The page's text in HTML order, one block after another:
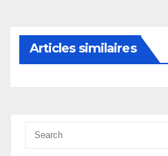
Articles similaires